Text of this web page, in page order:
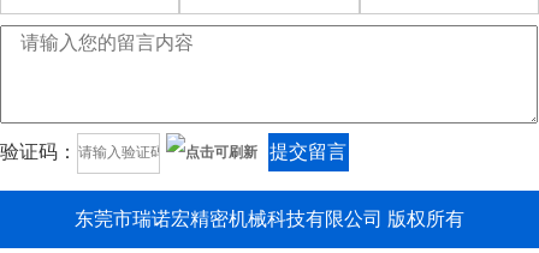
验证码： 提交留言
东莞市瑞诺宏精密机械科技有限公司 版权所有